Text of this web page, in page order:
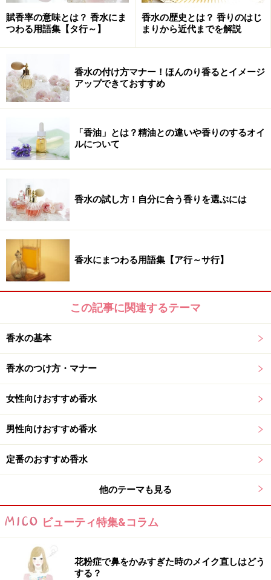
日３回、違う香りが焚かれていました。ちなみに、日の
出には、フランキンセンス（乳香）。正午に、ミルラ
（没薬）。そして、日没にはキフィが、それぞれ焚かれ
ていました。
日の出に焚かれていたフランキンセンスは、太陽神ラー
の汗が固まったものと信じられ、フランキンセンスを燃
正午に焚かれていたミルラは、太陽神ラーの涙から生ま
れるとされ、エジプトの不死鳥「ベヌウ」は、500年に
一度生まれ変わる際に、ミルラでできた卵型の容器を作
り、そこに死んだばかりの親鳥の亡骸を収めてヘリオポ
リスまで運び、ラーの神殿で火葬にしたと言われてお
り、ミルラとラーは深く関わるものとして信じられてい
日没に焚かれていたキフィには、心を落ちつかせる働き
があると言われ、ファラオ（王）や高僧が瞑想等の際に
使用したり、ミイラを作る時にも利用されていたとの
事。また、寝つきを良くするため、悪魔が寝室に入らな
す。
悪魔が寝室に入らないようにという意味で付けられたそ
うです。
キフィの処方箋
賦香率の意味とは？ 香水にま
つわる用語集【タ行～】
香水の歴史とは？ 香りのはじ
まりから近代までを解説
香水の付け方マナー！ほんのり香るとイメージ
アップできておすすめ
「香油」とは？精油との違いや香りのするオイ
ルについて
香水の試し方！自分に合う香りを選ぶには
香水にまつわる用語集【ア行～サ行】
この記事に関連するテーマ
香水の基本
香水のつけ方・マナー
女性向けおすすめ香水
男性向けおすすめ香水
定番のおすすめ香水
他のテーマも見る
ビューティ特集&コラム
花粉症で鼻をかみすぎた時のメイク直しはどう
する？